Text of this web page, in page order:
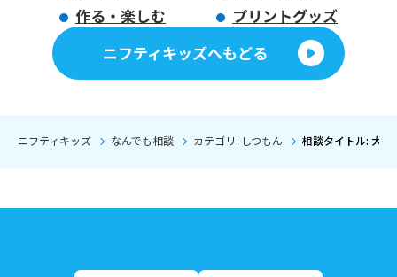
作る・楽しむ
プリントグッズ
ニフティキッズへもどる
ニフティキッズ なんでも相談 カテゴリ: しつもん 相談タイトル: 大学